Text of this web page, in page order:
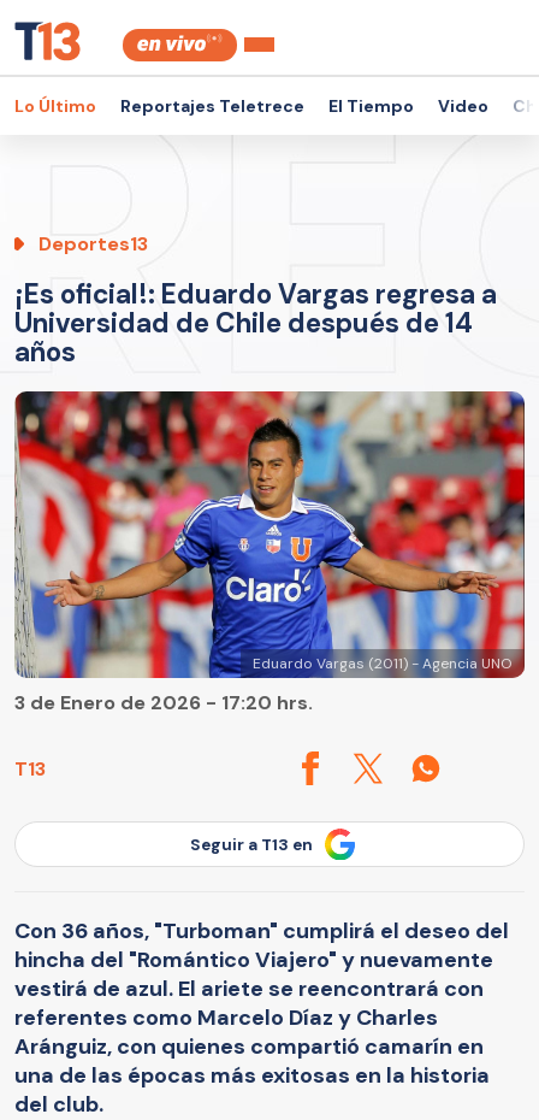
Lo Último Reportajes Teletrece El Tiempo Video
Deportes13
¡Es oficial!: Eduardo Vargas regresa a
Universidad de Chile después de 14
años
Eduardo Vargas (2011) - Agencia UNO
T13
3 de Enero de 2026 - 17:20 hrs.
Seguir a T13 en
Con 36 años, "Turboman" cumplirá el deseo del
hincha del "Romántico Viajero" y nuevamente
vestirá de azul. El ariete se reencontrará con
referentes como Marcelo Díaz y Charles
Aránguiz, con quienes compartió camarín en
una de las épocas más exitosas en la historia
del club.